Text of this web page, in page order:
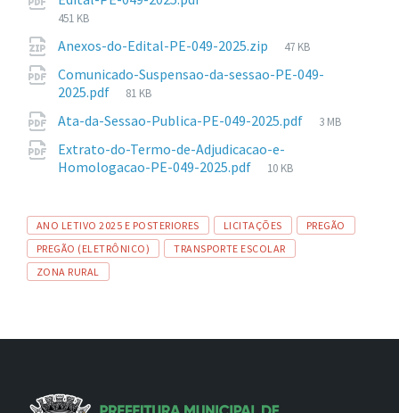
arquivo:
451 KB
Anexos-do-Edital-PE-049-2025.zip
Tamanho
arquivo:
47 KB
Comunicado-Suspensao-da-sessao-PE-049-
2025.pdf
Tamanho
arquivo:
81 KB
Ata-da-Sessao-Publica-PE-049-2025.pdf
Tamanho
3 MB
Extrato-do-Termo-de-Adjudicacao-e-
Homologacao-PE-049-2025.pdf
Tamanho
10 KB
Tags
ANO LETIVO 2025 E POSTERIORES LICITAÇÕES
PREGÃO
PREGÃO (ELETRÔNICO)
TRANSPORTE ESCOLAR
ZONA RURAL